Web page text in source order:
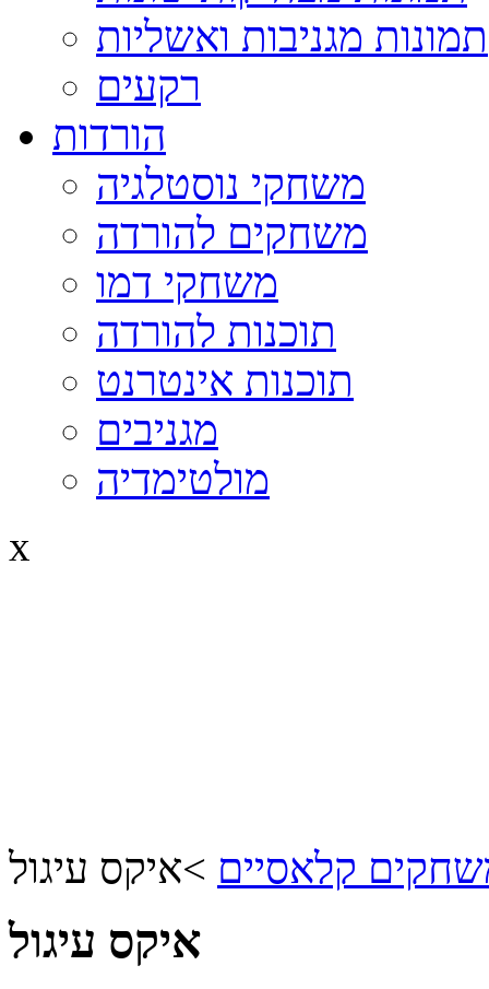
תמונות מגניבות ואשליות
רקעים
הורדות
משחקי נוסטלגיה
משחקים להורדה
משחקי דמו
תוכנות להורדה
תוכנות אינטרנט
מגניבים
מולטימדיה
x
קלאסיים >איקס עיגול
איקס עיגול